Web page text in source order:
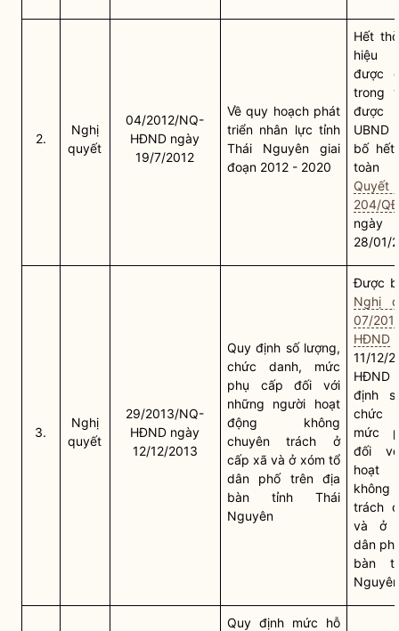
2.
Nghị
quyết
04/2012/NQ-
HĐND ngày
19/7/2012
Về quy hoạch phát
triển nhân lực tỉnh
Thái Nguyên giai
đoạn 2012 - 2020
Hết
hiệu
được
trong
được
UBND
bố hết
toàn
204/
ngày
28/01/
3.
Nghị
quyết
29/2013/NQ-
HĐND ngày
12/12/2013
Quy định số lượng,
chức danh, mức
phụ cấp đối với
những người hoạt
động không
chuyên trách ở
cấpxã và ở xóm tổ
dân phố trên địa
bàn tỉnh Thái
Nguyên
Được
Nghị
07/
HĐND
11/12/
HĐND
định
chức
mức
đối
trách
và ở
dân
bàn
Quy định mức hỗ